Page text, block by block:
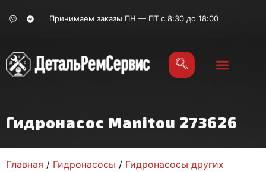
Принимаем заказы ПН — ПТ с 8:30 до 18:00
Гидронасос Manitou 273626
Главная / Гидронасосы / Гидронасосы других